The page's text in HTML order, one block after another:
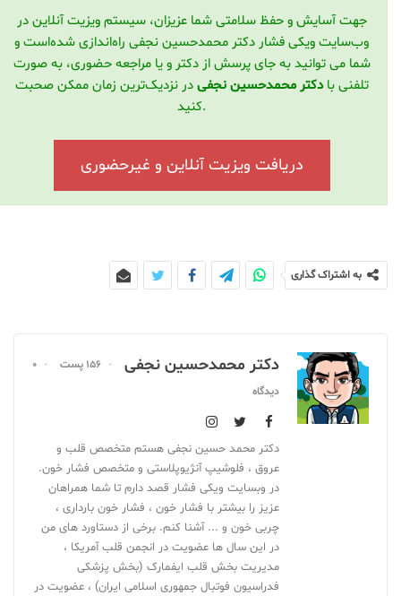
جهت آسایش و حفظ سلامتی شما عزیزان، سیستم ویزیت آنلاین در
وب‌سایت ویکی فشار دکتر محمدحسین نجفی راه‌اندازی شده‌است و
شما می توانید به جای پرسش از دکتر و یا مراجعه حضوری، به صورت
تلفنی بادکتر محمدحسین نجفیدر نزدیک‌ترین زمان ممکن صحبت
کنید.
دریافت ویزیت آنلاین و غیرحضوری
به اشتراک گذاری
دکتر محمدحسین نجفی 156 پست
0
دیدگاه
دکتر محمد حسین نجفی هستم متخصص قلب و
عروق ، فلوشیپ آنژیوپلاستی و متخصص فشار خون.
در وبسایت ویکی فشار قصد دارم تا شما همراهان
عزیز را بیشتر با فشار خون ، فشار خون بارداری ،
چربی خون و ... آشنا کنم. برخی از دستاورد های من
در این سال ها عضویت در انجمن قلب آمریکا ،
مدیریت بخش قلب ایفمارک (بخش پزشکی
فدراسیون فوتبال جمهوری اسلامی ایران) ، عضویت در